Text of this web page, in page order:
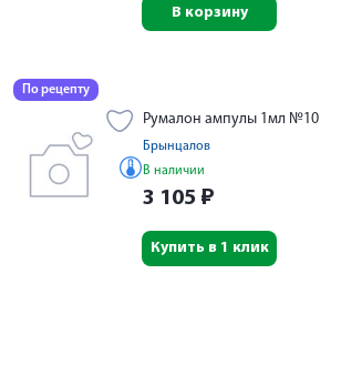
В корзину
По рецепту
Румалон ампулы 1мл №10
Брынцалов
В наличии
3 105 ₽
Купить в 1 клик